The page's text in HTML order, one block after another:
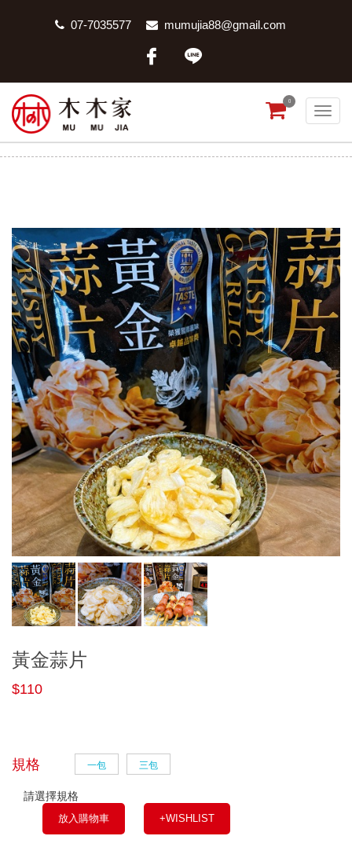
07-7035577 mumujia88@gmail.com
0
黃金蒜片 商品分類 黃金蒜片
黃金蒜片
$110
規格 一包 三包
請選擇規格
放入購物車 +WISHLIST